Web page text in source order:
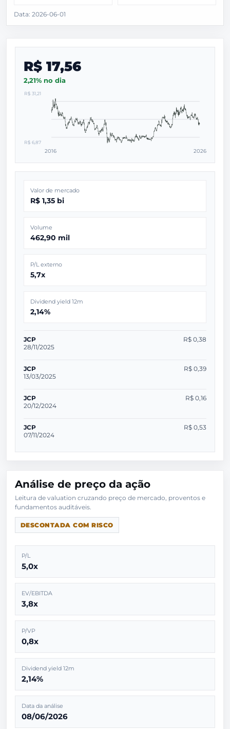
Data: 2026-06-01
R$ 17,56
2,21% no dia
R$ 31,21
R$ 6,87
2016 2026
Valor de mercado
R$ 1,35 bi
Volume
462,90 mil
P/L externo
5,7x
Dividend yield 12m
2,14%
JCP
28/11/2025
R$ 0,38
JCP
13/03/2025
R$ 0,39
JCP
20/12/2024
R$ 0,16
JCP
07/11/2024
R$ 0,53
Análise de preço da ação
Leitura de valuation cruzando preço de mercado, proventos e
DESCONTADA COM RISCO
P/L
5,0x
EV/EBITDA
3,8x
P/VP
0,8x
Dividend yield 12m
2,14%
Data da análise
08/06/2026